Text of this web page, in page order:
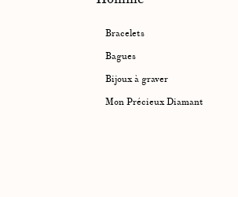
Bracelets
Bagues
Bijoux à graver
Mon Précieux Diamant